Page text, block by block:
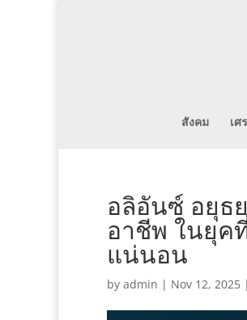
สังคม เศ
อลิอันซ์ อยุธ
อาชีพ ในยุค
แน่นอน
by admin | Nov 12, 2025 |